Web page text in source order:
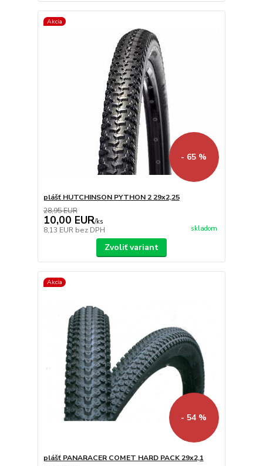
Akcia
- 65 %
plášť HUTCHINSON PYTHON 2 29x2,25
28,95 EUR
10,00 EUR/ks
8,13 EUR bez DPH skladom
Zvoliť variant
Akcia
- 54 %
plášť PANARACER COMET HARD PACK 29x2,1